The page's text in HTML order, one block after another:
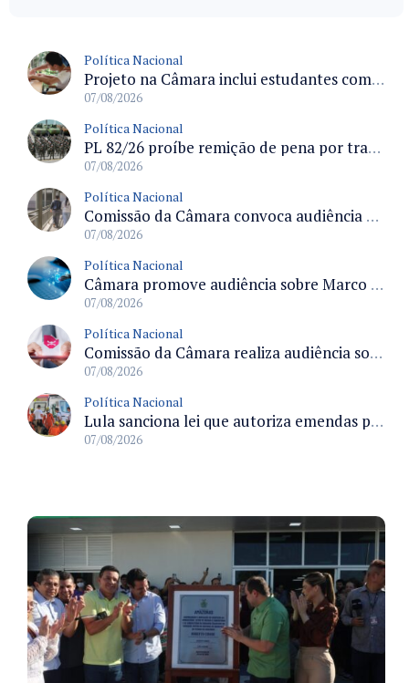
Política Nacional
Projeto na Câmara inclui estudantes com deficiência no regime escolar especial da LDB e estabelece critérios para frequência
07/08/2026
Política Nacional
PL 82/26 proíbe remição de pena por trabalho em funções militares para condenados por crimes contra o Estado Democrático de Direito
07/08/2026
Política Nacional
Comissão da Câmara convoca audiência para discutir misoginia nas escolas e universidades após divulgação de listas misóginas
07/08/2026
Política Nacional
Câmara promove audiência sobre Marco de Fomento à Economia Digital e impactos da inteligência artificial
07/08/2026
Política Nacional
Comissão da Câmara realiza audiência sobre apostas online para medir o tamanho do mercado ilegal
07/08/2026
Política Nacional
Lula sanciona lei que autoriza emendas parlamentares para atendimento pré-hospitalar pelos bombeiros
07/08/2026